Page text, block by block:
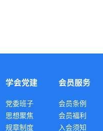
学会党建
党委班子
思想聚焦
规章制度
会员服务
会员条例
会员福利
入会须知